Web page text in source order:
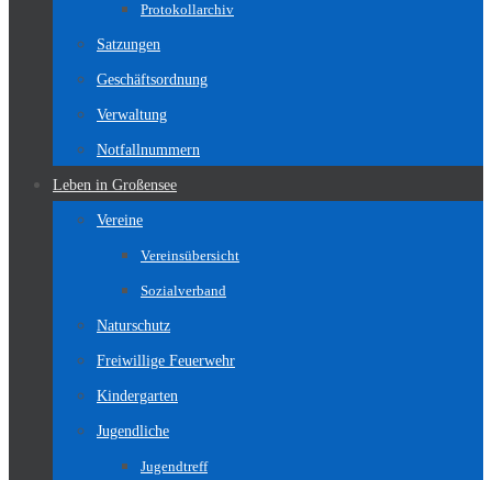
Protokollarchiv
Satzungen
Geschäftsordnung
Verwaltung
Notfallnummern
Leben in Großensee
Vereine
Vereinsübersicht
Sozialverband
Naturschutz
Freiwillige Feuerwehr
Kindergarten
Jugendliche
Jugendtreff